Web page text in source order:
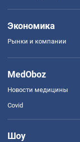
Экономика
Рынки и компании
MedOboz
Новости медицины
Covid
Шоу